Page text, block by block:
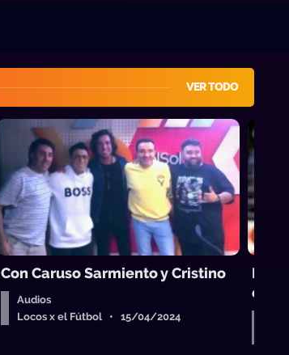
VER TODO
Con Caruso Sarmiento y Cristino
Audios
Locos x el Fútbol • 15/04/2024